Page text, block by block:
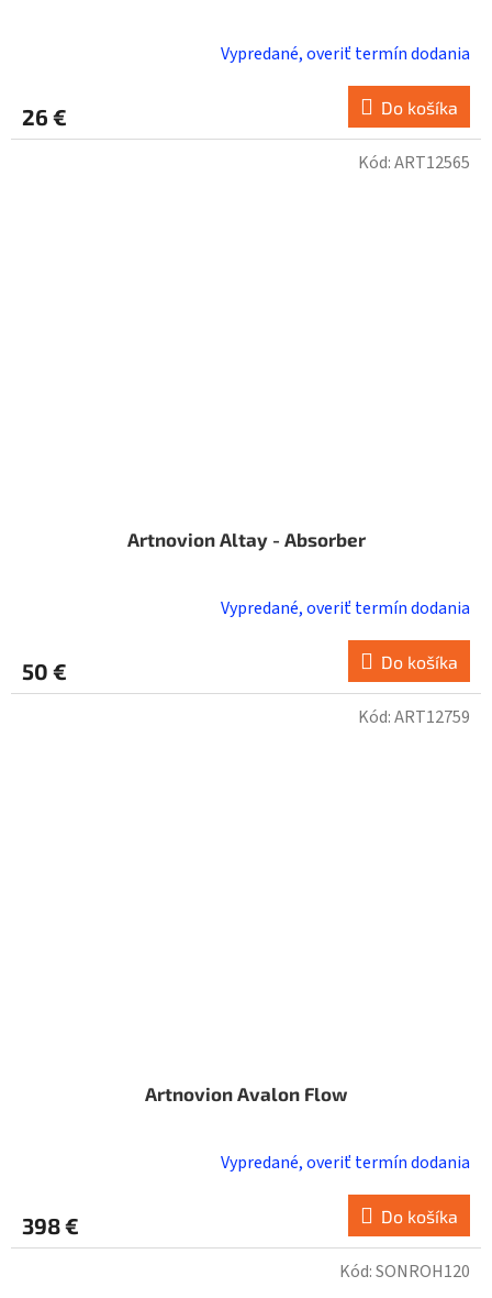
Vypredané, overiť termín dodania
26 € Do košíka
Artnovion Altay - Absorber
Vypredané, overiť termín dodania
50 € Do košíka
Kód:ART12565
Artnovion Avalon Flow
Vypredané, overiť termín dodania
398 € Do košíka
Kód:ART12759
Kód:SONROH120